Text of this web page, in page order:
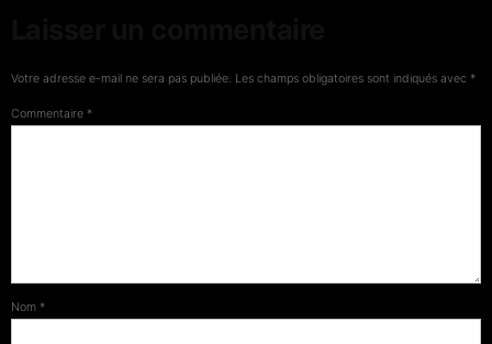
Votre adresse e-mail ne sera pas publiée. Les champs obligatoires sont indiqués avec *
Commentaire *
Nom *